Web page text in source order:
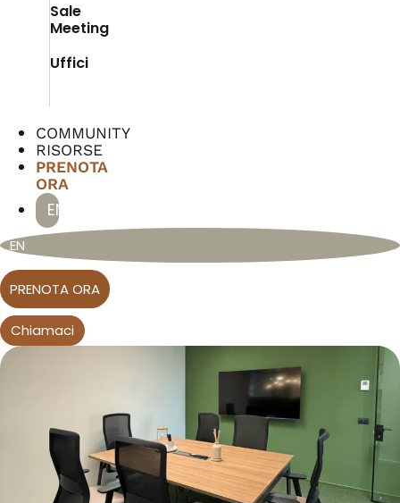
Sale
Meeting
Uffici
COMMUNITY
RISORSE
PRENOTA
ORA
EN
EN
PRENOTA ORA
Chiamaci